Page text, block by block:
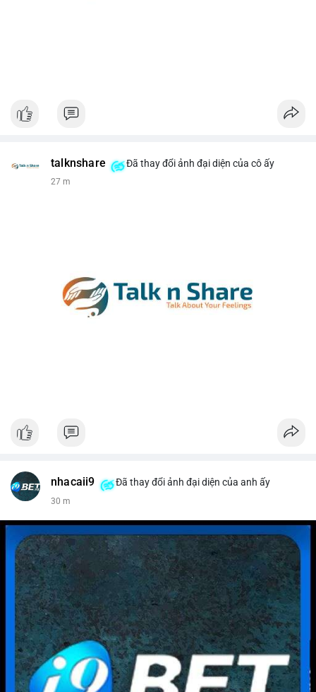
talknshare Đã thay đổi ảnh đại diện của cô ấy
27 m
nhacaii9 Đã thay đổi ảnh đại diện của anh ấy
30 m